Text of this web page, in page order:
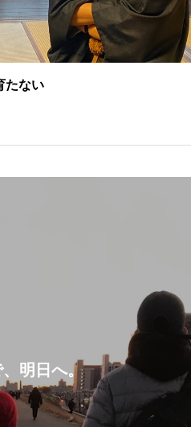
たない
明日へ。